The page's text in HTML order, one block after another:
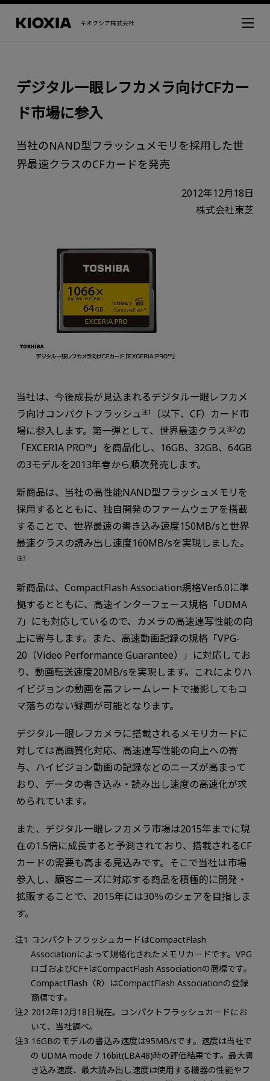
キオクシア株式会社
デジタル一眼レフカメラ向けCFカー
ド市場に参入
当社のNAND型フラッシュメモリを採用した世
界最速クラスのCFカードを発売
2012年12月18日
株式会社東芝
当社は、今後成長が見込まれるデジタル一眼レフカメ
ラ向けコンパクトフラッシュ 注1
（以下、CF）カード市
場に参入します。第一弾として、世界最速クラス 注2の
「EXCERIA PRO™」を商品化し、16GB、32GB、64GB
の3モデルを2013年春から順次発売します。
新商品は、当社の高性能NAND型フラッシュメモリを
採用するとともに、独自開発のファームウェアを搭載
することで、世界最速の書き込み速度150MB/sと世界
最速クラスの読み出し速度160MB/sを実現しました。
注3
新商品は、CompactFlash Association規格Ver.6.0に準
拠するとともに、高速インターフェース規格「UDMA
7」にも対応しているので、カメラの高速連写性能の向
上に寄与します。また、高速動画記録の規格「VPG-
20（Video Performance Guarantee）」に対応してお
り、動画転送速度20MB/sを実現します。これによりハ
イビジョンの動画を高フレームレートで撮影してもコ
マ落ちのない録画が可能となります。
デジタル一眼レフカメラに搭載されるメモリカードに
対しては高画質化対応、高速連写性能の向上への寄
与、ハイビジョン動画の記録などのニーズが高まって
おり、データの書き込み・読み出し速度の高速化が求
められています。
また、デジタル一眼レフカメラ市場は2015年までに現
在の1.5倍に成長すると予測されており、搭載されるCF
カードの需要も高まる見込みです。そこで当社は市場
参入し、顧客ニーズに対応する商品を積極的に開発・
拡販することで、2015年には30％のシェアを目指しま
す。
コンパクトフラッシュカードはCompactFlash
Associationによって規格化されたメモリカードです。VPG
ロゴおよびCF+はCompactFlash Associationの商標です。
CompactFlash（R）はCompactFlash Associationの登録
商標です。
2012年12月18日現在。コンパクトフラッシュカードにお
いて、当社調べ。
16GBのモデルの書込み速度は95MB/sです。速度は当社で
の UDMA mode 7 16bit(LBA48)時の評価結果です。最大書
き込み速度、最大読み出し速度は使用する機器の性能やフ